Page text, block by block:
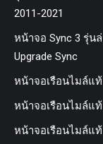
2011-2021
หน้าจอ Sync 3 รุ่น
Upgrade Sync
หน้าจอเรือนไมล์แท้
หน้าจอเรือนไมล์แท้
หน้าจอเรือนไมล์แท้